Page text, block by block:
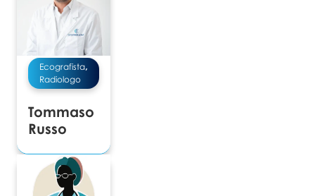
Ecografista,
Radiologo
Tommaso
Russo